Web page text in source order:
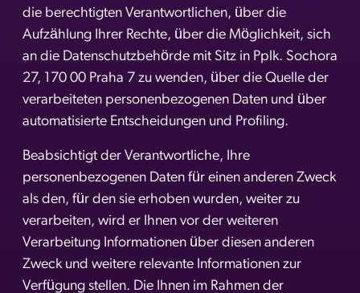
die berechtigten Verantwortlichen, über die
Aufzählung Ihrer Rechte, über die Möglichkeit, sich
an die Datenschutzbehörde mit Sitz in Pplk. Sochora
27, 170 00 Praha 7 zu wenden, über die Quelle der
verarbeiteten personenbezogenen Daten und über
automatisierte Entscheidungen und Profiling.
Beabsichtigt der Verantwortliche, Ihre
personenbezogenen Daten für einen anderen Zweck
als den, für den sie erhoben wurden, weiter zu
verarbeiten, wird er Ihnen vor der weiteren
Verarbeitung Informationen über diesen anderen
Zweck und weitere relevante Informationen zur
Verfügung stellen. Die Ihnen im Rahmen der